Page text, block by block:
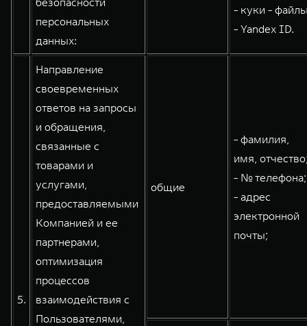
персональных
данных:
- куки -
- Yandex ID.
5.
Направление
своевременных
ответов на запросы
и обращения,
связанные с
товарами и
услугами,
предоставляемыми
Компанией и ее
партнерами,
оптимизация
процессов
взаимодействия с
Пользователями,
общие
- фамилия,
имя,
- № телефона;
- адрес
электронной
почты;